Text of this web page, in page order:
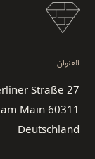
العنوان
Straße 27
60311 Frankfurt am Main
Deutschland